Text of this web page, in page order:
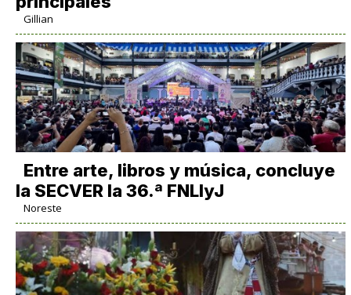
Gillian
Entre arte, libros y música, concluye
la SECVER la 36.ª FNLIyJ
Noreste